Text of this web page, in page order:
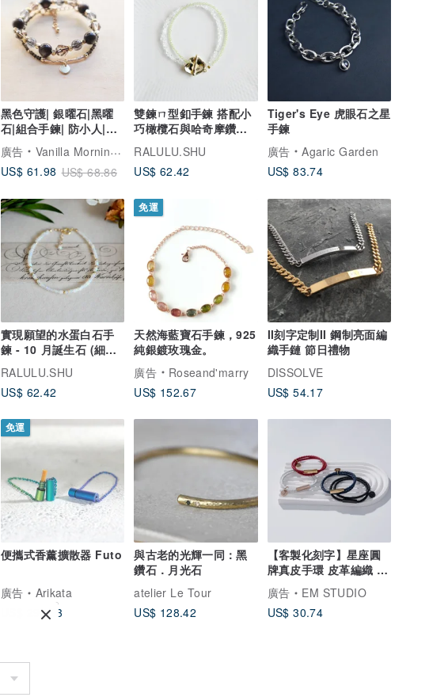
黑色守護| 銀曜石|黑曜
石|組合手鍊| 防小人|驅
走負能量|避邪擋災
廣告
Vanilla Morning 香草的早上
US$ 61.98 US$ 68.86
雙鍊ㄇ型釦手鍊 搭配小
巧橄欖石與哈奇摩鑽石
RALULU.SHU
US$ 62.42
Tiger's Eye 虎眼石之星
手鍊
廣告
Agaric Garden
US$ 83.74
實現願望的水蛋白石手
鍊 - 10 月誕生石 (細緻
款)
RALULU.SHU
US$ 62.42
免運
天然海藍寶石手鍊，925
純銀鍍玫瑰金。
廣告
Roseand'marry
US$ 152.67
II刻字定制II 鋼制亮面編
織手鏈 節日禮物
DISSOLVE
US$ 54.17
免運
便攜式香薰擴散器 Futo
廣告
Arikata
US$ 297.93
與古老的光輝一同：黑
鑽石．月光石
atelier Le Tour
US$ 128.42
【客製化刻字】星座圓
牌真皮手環 皮革編織 情
人 閨蜜手環 | 四色
廣告
EM STUDIO
US$ 30.74